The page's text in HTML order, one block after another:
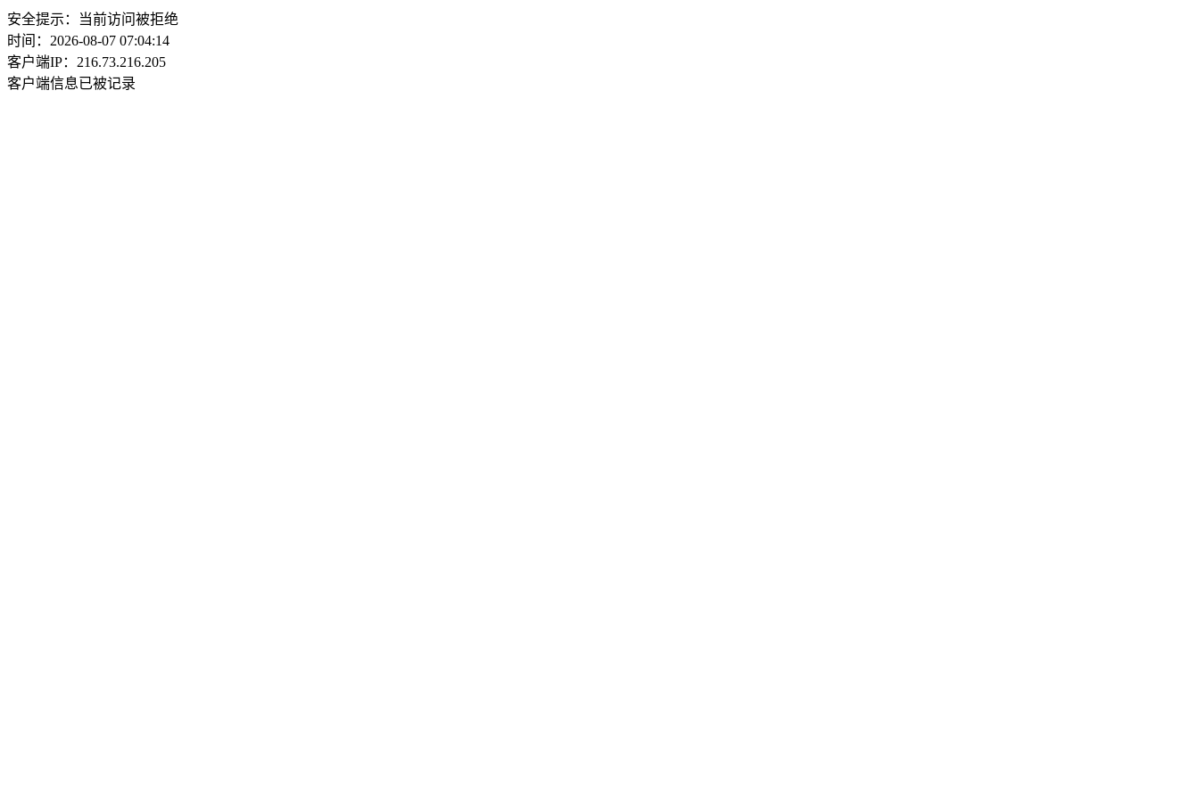
安全提示：当前访问被拒绝
时间：2026-08-07 07:04:14
客户端IP：216.73.216.205
客户端信息已被记录